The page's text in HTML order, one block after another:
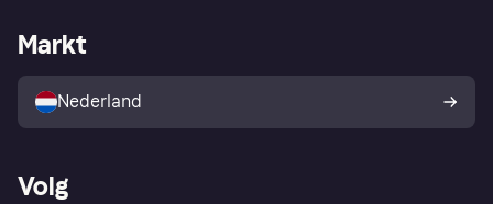
Winkeloverzicht
Kopersbescherming voor
consumenten
Zakelijke login
Markt
Nederland
Volg